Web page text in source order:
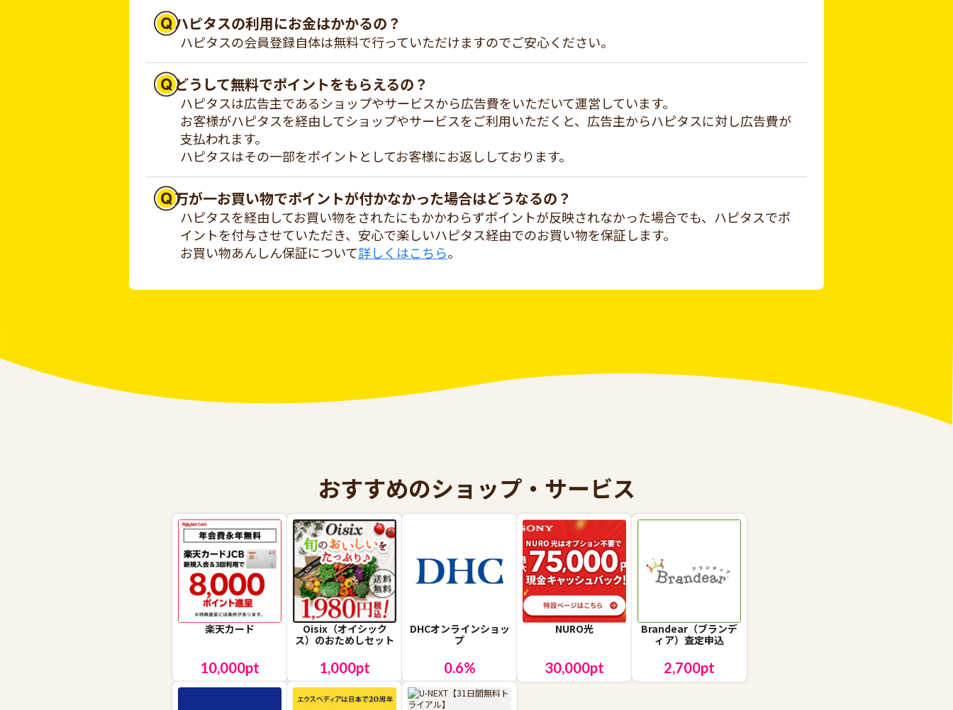
ハピタスの利用にお金はかかるの？
ハピタスの会員登録自体は無料で行っていただけますのでご安心ください。
どうして無料でポイントをもらえるの？
ハピタスは広告主であるショップやサービスから広告費をいただいて運営しています。
お客様がハピタスを経由してショップやサービスをご利用いただくと、広告主からハピタスに対し広告費が
支払われます。
ハピタスはその一部をポイントとしてお客様にお返ししております。
万が一お買い物でポイントが付かなかった場合はどうなるの？
ハピタスを経由してお買い物をされたにもかかわらずポイントが反映されなかった場合でも、ハピタスでポ
イントを付与させていただき、安心で楽しいハピタス経由でのお買い物を保証します。
お買い物あんしん保証について詳しくはこちら。
おすすめのショップ・サービス
楽天カード
10,000pt
Oisix（オイシック
ス）のおためしセット
1,000pt
DHCオンラインショッ
プ
0.6%
NURO光
30,000pt
Brandear（ブランデ
ィア）査定申込
2,700pt